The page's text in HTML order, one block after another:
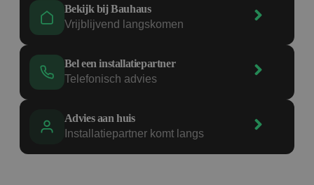
Bekijk bij Bauhaus
Vrijblijvend langskomen
Bel een installatiepartner
Telefonisch advies
Advies aan huis
Installatiepartner komt langs